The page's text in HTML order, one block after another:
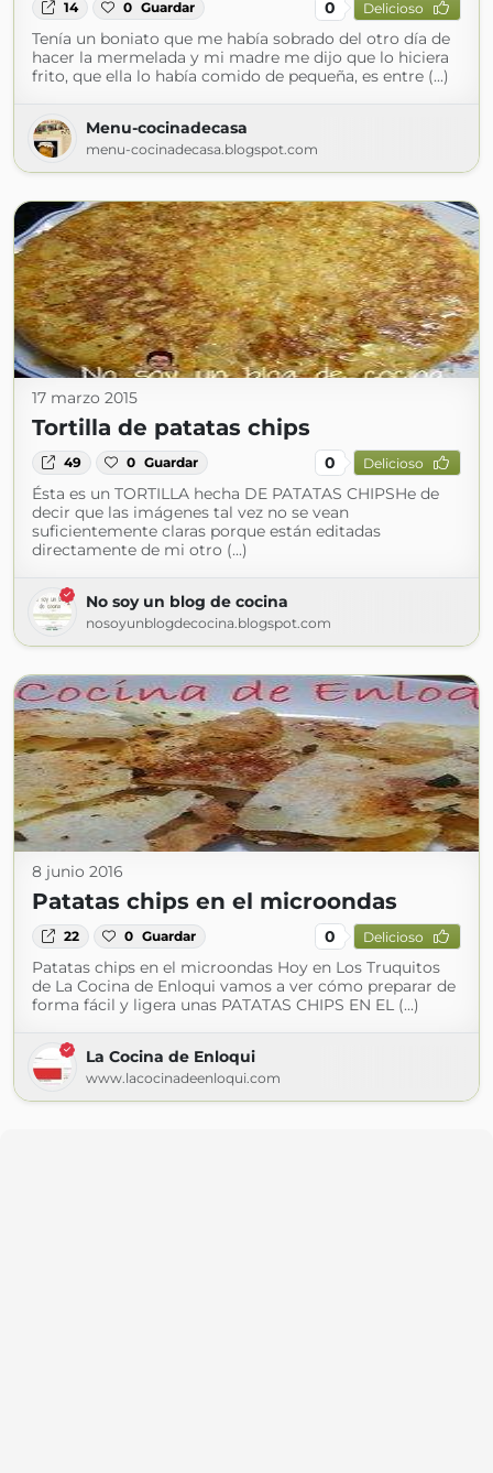
14 0 Guardar 0 Delicioso
Tenía un boniato que me había sobrado del otro día de
hacer la mermelada y mi madre me dijo que lo hiciera
frito, que ella lo había comido de pequeña, es entre (...)
Menu-cocinadecasa
menu-cocinadecasa.blogspot.com
17 marzo 2015
Tortilla de patatas chips
49 0 Guardar 0 Delicioso
Ésta es un TORTILLA hecha DE PATATAS CHIPSHe de
decir que las imágenes tal vez no se vean
suficientemente claras porque están editadas
directamente de mi otro (...)
No soy un blog de cocina
nosoyunblogdecocina.blogspot.com
8 junio 2016
Patatas chips en el microondas
22 0 Guardar 0 Delicioso
Patatas chips en el microondas Hoy en Los Truquitos
de La Cocina de Enloqui vamos a ver cómo preparar de
forma fácil y ligera unas PATATAS CHIPS EN EL (...)
La Cocina de Enloqui
www.lacocinadeenloqui.com